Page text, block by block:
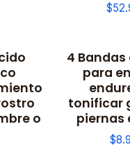
o
4
para
tonificar
piernas